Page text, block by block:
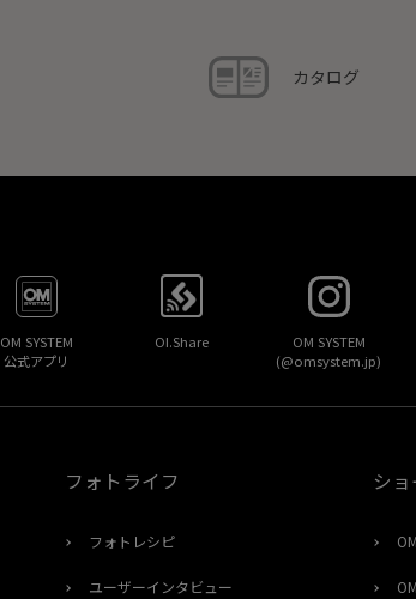
カタログ
OM SYSTEM
公式アプリ
OI.Share
OM SYSTEM
(@omsystem.jp)
フォトライフ
フォトレシピ
ユーザーインタビュー
シ